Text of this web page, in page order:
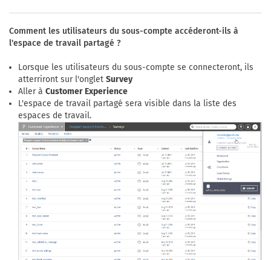
Comment les utilisateurs du sous-compte accéderont-ils à
l'espace de travail partagé ?
Lorsque les utilisateurs du sous-compte se connecteront, ils
atterriront sur l'onglet Survey
Aller à Customer Experience
L'espace de travail partagé sera visible dans la liste des
espaces de travail.